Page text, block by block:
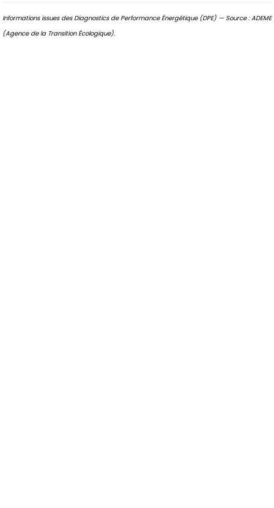
Informations issues des Diagnostics de Performance Énergétique (DPE) — Source : ADEME
(Agence de la Transition Écologique).